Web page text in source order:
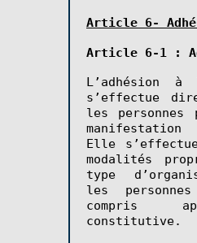
Article 6-
Article 6-1 :
L’adhésion à
s’effectue
les personnes
manifestation
Elle
modalités
type
les
compris
constitutive.